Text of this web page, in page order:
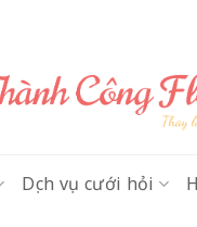
Dịch vụ cưới hỏi